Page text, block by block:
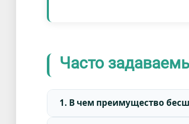
Часто
1. В чем преимущество